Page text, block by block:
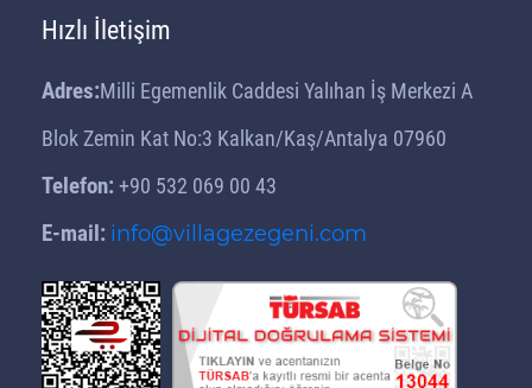
Hızlı İletişim
Adres:Milli Egemenlik Caddesi Yalıhan İş Merkezi A
Blok Zemin Kat No:3 Kalkan/Kaş/Antalya 07960
Telefon: +90 532 069 00 43
E-mail: info@villagezegeni.com